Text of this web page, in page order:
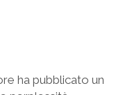
ha pubblicato un